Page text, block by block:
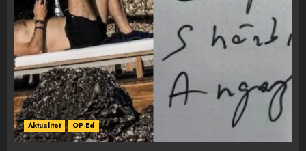
Aktualitet OP-Ed